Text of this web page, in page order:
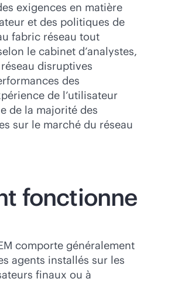
exigences en matière
et des politiques de
fabric réseau tout
le cabinet d’analystes,
disruptives
des
de l’utilisateur
de la majorité des
sur le marché du réseau
fonctionne
comporte généralement
agents installés sur les
finaux ou à